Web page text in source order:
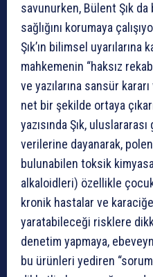
savunurken, Bülent Şık
sağlığını korumaya
Şık’ın bilimsel uyarılarına
mahkemenin “haksız
ve yazılarına sansür
net bir şekilde ortaya
yazısında Şık,
verilerine dayanarak,
bulunabilen toksik
alkaloidleri) özellikle
kronik hastalar ve
yaratabileceği risklere
denetim yapmaya,
bu ürünleri yediren